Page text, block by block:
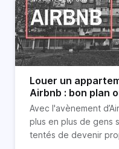
Louer un
Airbnb : bon plan
mauvaise idée
Avec l'avènement
plus en plus de gens
tentés de devenir